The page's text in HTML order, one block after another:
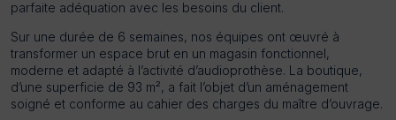
parfaite adéquation avec les besoins du client.
Sur une durée de 6 semaines, nos équipes ont œuvré à
transformer un espace brut en un magasin fonctionnel,
moderne et adapté à l’activité d’audioprothèse. La boutique,
d’une superficie de 93 m², a fait l’objet d’un aménagement
soigné et conforme au cahier des charges du maître d’ouvrage.